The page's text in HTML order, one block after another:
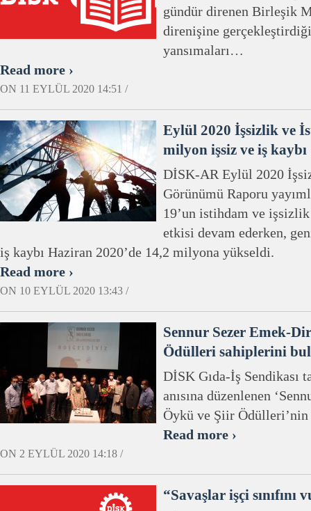
gündür direnen Birleşik
direnişine
yansımaları…
Read more ›
ON 11 EYLÜL 2020 14:51 /
Eylül 2020 İşsizlik ve
milyon işsiz ve iş kaybı
DİSK-AR Eylül 2020
Görünümü Raporu
19’un istihdam ve
etkisi devam ederken,
iş kaybı Haziran 2020’de 14,2 milyona yükseldi.
Read more ›
ON 10 EYLÜL 2020 13:43 /
Sennur Sezer Emek-
Ödülleri sahiplerini
DİSK Gıda-İş Sendikası
anısına düzenlenen
Öykü ve Şiir
Read more ›
ON 2 EYLÜL 2020 14:18 /
“Savaşlar işçi sınıfını